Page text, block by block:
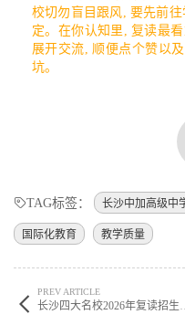
校切勿盲目跟风, 要先前
定。在你认知里, 复读最
展开交流, 顺便点个赞以
坑。
TAG标签： 长沙中加高级中
国际化教育 教学质量
PREV ARTICLE
长沙四大名校